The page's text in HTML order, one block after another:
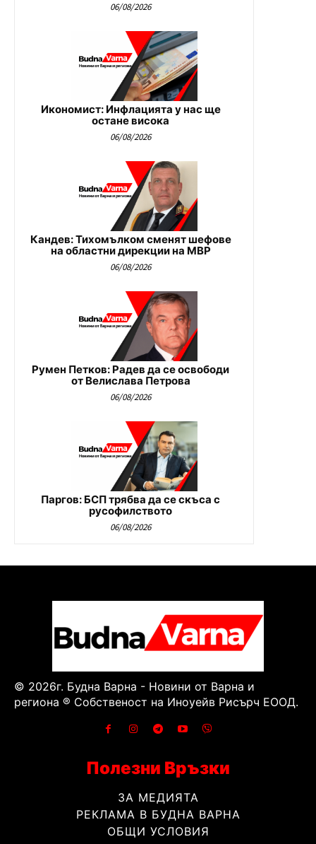
06/08/2026
Икономист: Инфлацията у нас ще
остане висока
06/08/2026
Кандев: Тихомълком сменят шефове
на областни дирекции на МВР
06/08/2026
Румен Петков: Радев да се освободи
от Велислава Петрова
06/08/2026
Паргов: БСП трябва да се скъса с
русофилството
06/08/2026
© 2026г. Будна Варна - Новини от Варна и
региона ® Собственост на Иноуейв Рисърч ЕООД.
Полезни Връзки
ЗА МЕДИЯТА
РЕКЛАМА В БУДНА ВАРНА
ОБЩИ УСЛОВИЯ